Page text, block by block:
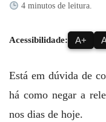
4 minutos de leitura.
Acessibilidade: A+
Está em dúvida de
há como negar a
nos dias de hoje.